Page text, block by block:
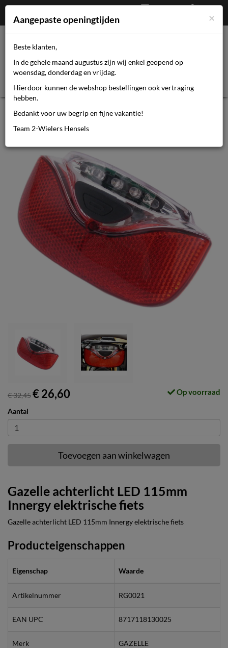
€0,00
Afrekenen
Mijn account
Gazelle achterlicht LED 115mm
Innergy elektrische fiets
€ 32,45€ 26,60 Op voorraad
Aantal
Toevoegen aan winkelwagen
Gazelle achterlicht LED 115mm
Innergy elektrische fiets
Gazelle achterlicht LED 115mm Innergy elektrische fiets
Producteigenschappen
Eigenschap Waarde
Artikelnummer RG0021
EAN UPC 8717118130025
Merk GAZELLE
×
Aangepaste openingtijden
Beste klanten,
In de gehele maand augustus zijn wij enkel geopend op
woensdag, donderdag en vrijdag.
Hierdoor kunnen de webshop bestellingen ook vertraging
hebben.
Bedankt voor uw begrip en fijne vakantie!
Team 2-Wielers Hensels